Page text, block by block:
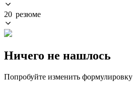
20 резюме
Ничего не нашлось
Попробуйте изменить